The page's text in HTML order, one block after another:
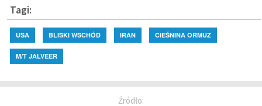
Tagi:
USA BLISKI WSCHÓD IRAN CIEŚNINA ORMUZ
M/T JALVEER
Źródło: